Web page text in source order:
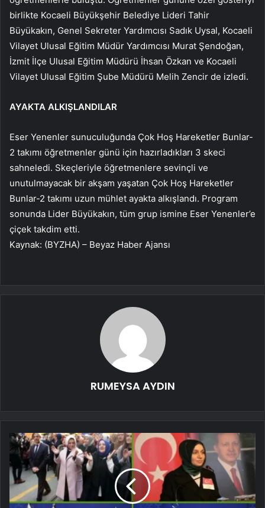
birlikte Kocaeli Büyükşehir Belediye Lideri Tahir
Büyükakın, Genel Sekreter Yardımcısı Sadık Uysal, Kocaeli
Vilayet Ulusal Eğitim Müdür Yardımcısı Murat Şendoğan,
İzmit İlçe Ulusal Eğitim Müdürü İhsan Özkan ve Kocaeli
Vilayet Ulusal Eğitim Şube Müdürü Melih Zencir de izledi.
AYAKTA ALKIŞLANDILAR
Eser Yenenler sunuculuğunda Çok Hoş Hareketler Bunlar-
2 takımı öğretmenler günü için hazırladıkları 3 skeci
sahneledi. Skeçleriyle öğretmenlere sevinçli ve
unutulmayacak bir akşam yaşatan Çok Hoş Hareketler
Bunlar-2 takımı uzun mühlet ayakta alkışlandı. Program
sonunda Lider Büyükakın, tüm grup ismine Eser Yenenler’e
çiçek takdim etti.
Kaynak: (BYZHA) – Beyaz Haber Ajansı
RUMEYSA AYDIN